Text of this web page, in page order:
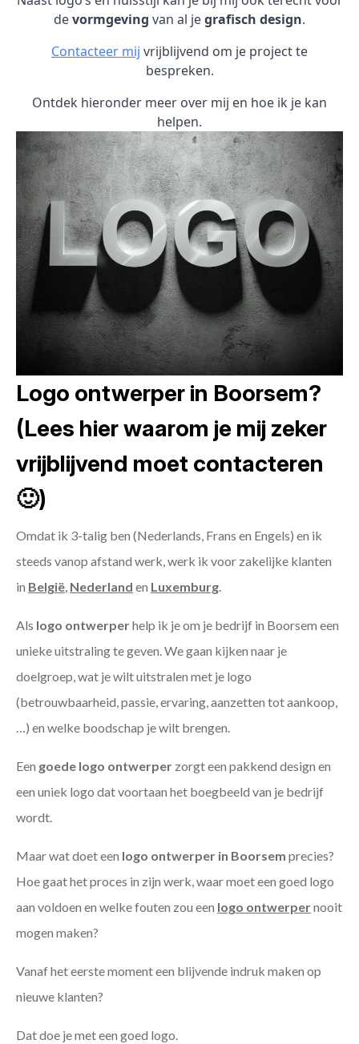
devormgeving van al jegrafisch design.
Contacteer mij vrijblijvend om je project te
bespreken.
Ontdek hieronder meer over mij en hoe ik je kan
helpen.
Logo ontwerper in Boorsem?
(Lees hier waarom je mij zeker
vrijblijvend moet contacteren
🙂)
Omdat ik 3-talig ben (Nederlands, Frans en Engels) en ik
steeds vanop afstand werk, werk ik voor zakelijke klanten
in België, Nederland en Luxemburg.
Als logo ontwerperhelp ik je om je bedrijf in Boorsem een
unieke uitstraling te geven. We gaan kijken naar je
doelgroep, wat je wilt uitstralen met je logo
(betrouwbaarheid, passie, ervaring, aanzetten tot aankoop,
…) en welke boodschap je wilt brengen.
Een goede logo ontwerper zorgt een pakkend design en
een uniek logo dat voortaan het boegbeeld van je bedrijf
wordt.
Maar wat doet een logo ontwerper in Boorsem precies?
Hoe gaat het proces in zijn werk, waar moet een goed logo
aan voldoen en welke fouten zou een logo ontwerpernooit
mogen maken?
Vanaf het eerste moment een blijvende indruk maken op
nieuwe klanten?
Dat doe je met een goed logo.